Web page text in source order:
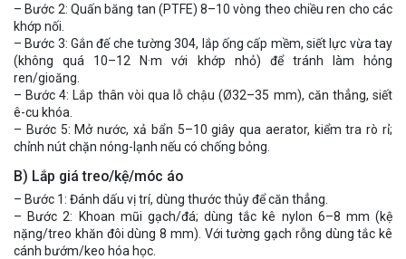
– Bước 2: Quấn băng tan (PTFE) 8–10 vòng theo chiều ren cho các
khớp nối.
– Bước 3: Gắn đế che tường 304, lắp ống cấp mềm, siết lực vừa tay
(không quá 10–12 N·m với khớp nhỏ) để tránh làm hỏng
ren/gioăng.
– Bước 4: Lắp thân vòi qua lỗ chậu (Ø32–35 mm), căn thẳng, siết
ê-cu khóa.
– Bước 5: Mở nước, xả bẩn 5–10 giây qua aerator, kiểm tra rò rỉ;
chỉnh nút chặn nóng-lạnh nếu có chống bỏng.
B) Lắp giá treo/kệ/móc áo
– Bước 1: Đánh dấu vị trí, dùng thước thủy để căn thẳng.
– Bước 2: Khoan mũi gạch/đá; dùng tắc kê nylon 6–8 mm (kệ
nặng/treo khăn đôi dùng 8 mm). Với tường gạch rỗng dùng tắc kê
cánh bướm/keo hóa học.